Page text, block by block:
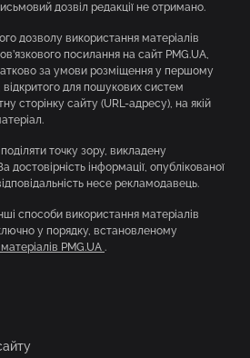
дозвіл редакції не отримано.
дозволу використання матеріалів
посилання на сайт PMG.UA,
за умови розміщення у першому
відкритого для пошукових систем
сторінку сайту (URL-адресу), на якій
точку зору, викладену
достовірність інформації, опублікованої
несе рекламодавець.
способи використання матеріалів
у порядку, встановленому
PMG.UA .